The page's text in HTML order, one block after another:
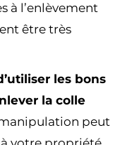
à l’enlèvement
être très
les bons
la colle
peut